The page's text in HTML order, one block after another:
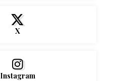
X
Instagram